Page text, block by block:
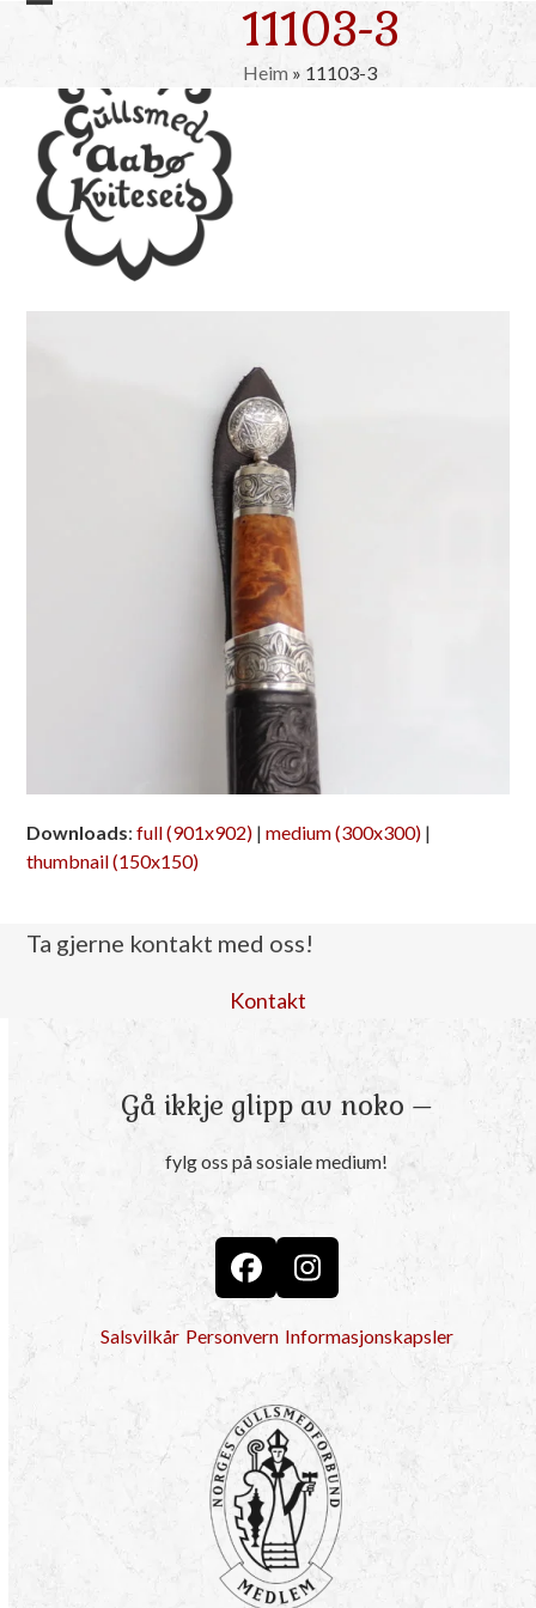
Skip
Open
menu
Close
menu
11103-3
Heim » 11103-3
Downloads:full (901x902) |medium (300x300) |
thumbnail (150x150)
Ta gjerne kontakt med oss!
Kontakt
Gå ikkje glipp av noko –
fylg oss på sosiale medium!
FacebookInstagram
Salsvilkår Personvern Informasjonskapsler